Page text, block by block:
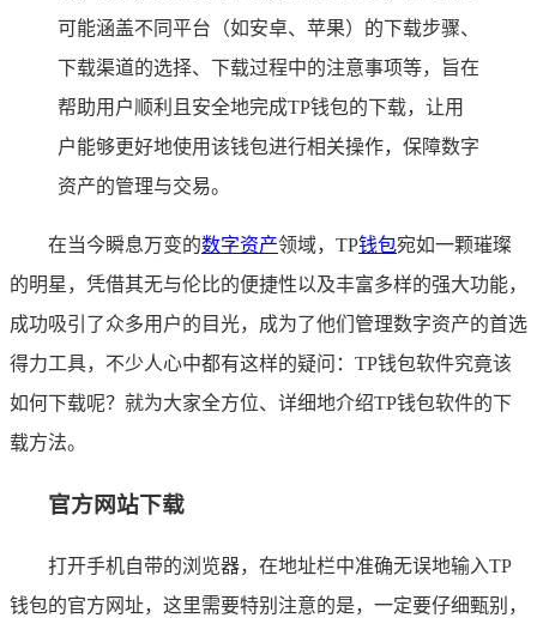
可能涵盖不同平台（如安卓、苹果）的下载步骤、
下载渠道的选择、下载过程中的注意事项等，旨在
帮助用户顺利且安全地完成TP钱包的下载，让用
户能够更好地使用该钱包进行相关操作，保障数字
资产的管理与交易。
在当今瞬息万变的数字资产领域，TP钱包宛如一颗璀璨
的明星，凭借其无与伦比的便捷性以及丰富多样的强大功能，
成功吸引了众多用户的目光，成为了他们管理数字资产的首选
得力工具，不少人心中都有这样的疑问：TP钱包软件究竟该
如何下载呢？就为大家全方位、详细地介绍TP钱包软件的下
载方法。
官方网站下载
打开手机自带的浏览器，在地址栏中准确无误地输入TP
钱包的官方网址，这里需要特别注意的是，一定要仔细甄别，